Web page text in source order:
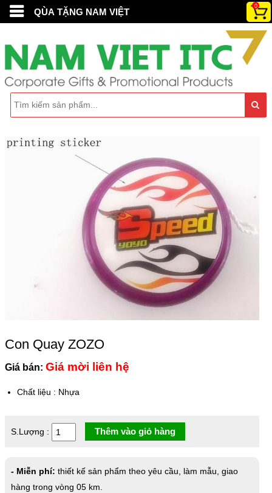
QÙA TẶNG NAM VIỆT
0
Con Quay ZOZO
Giá bán: Giá mời liên hệ
Chất liệu : Nhựa
S.Lượng : Thêm vào giỏ hàng
- Miễn phí: thiết kế sản phẩm theo yêu cầu, làm mẫu, giao
hàng trong vòng 05 km.